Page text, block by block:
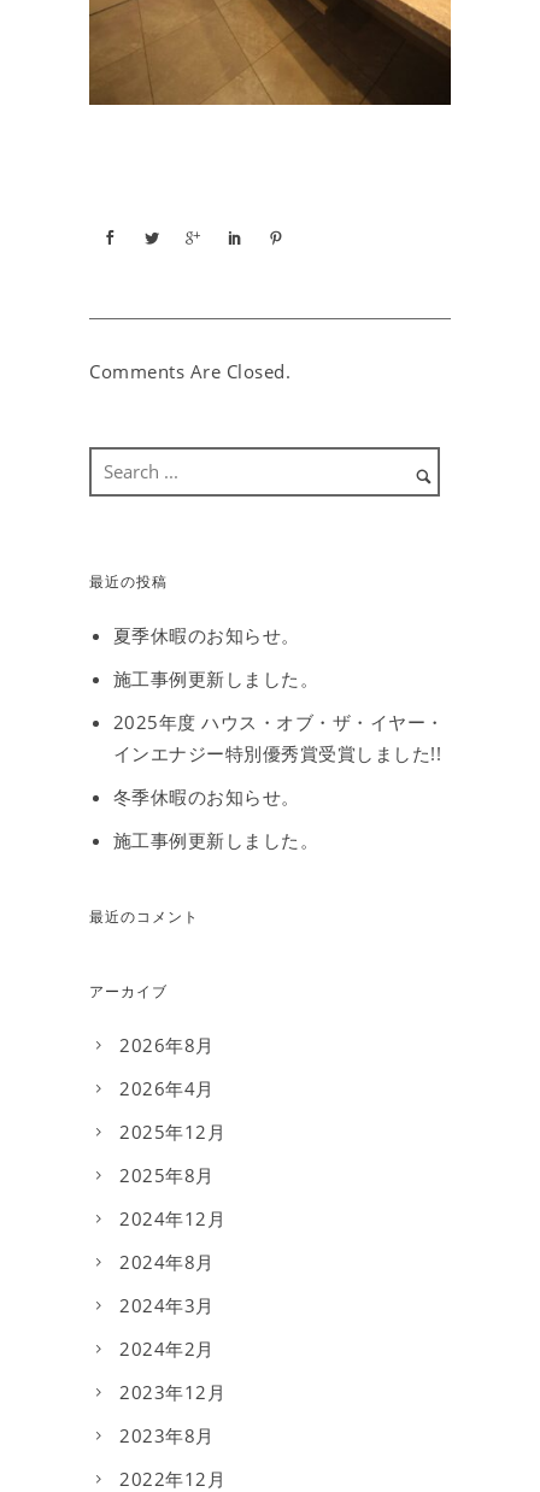
Comments Are Closed.
最近の投稿
夏季休暇のお知らせ。
施工事例更新しました。
2025年度 ハウス・オブ・ザ・イヤー・
インエナジー特別優秀賞受賞しました!!
冬季休暇のお知らせ。
施工事例更新しました。
最近のコメント
アーカイブ
2026年8月
2026年4月
2025年12月
2025年8月
2024年12月
2024年8月
2024年3月
2024年2月
2023年12月
2023年8月
2022年12月